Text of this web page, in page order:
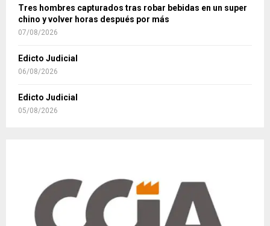
Tres hombres capturados tras robar bebidas en un super
chino y volver horas después por más
07/08/2026
Edicto Judicial
06/08/2026
Edicto Judicial
05/08/2026